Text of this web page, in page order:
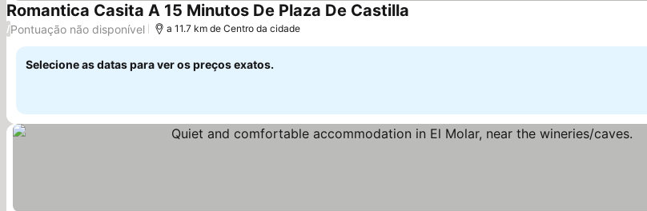
Romantica Casita A 15 Minutos De Plaza De Castilla
/Pontuação não disponível a 11.7 km de Centro da cidade
Selecione as datas para ver os preços exatos.